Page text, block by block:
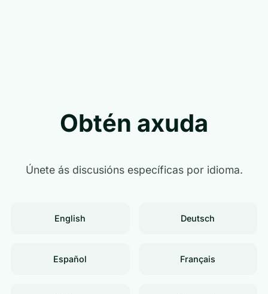
Obtén axuda
Únete ás discusións específicas por idioma.
English Deutsch
Español Français